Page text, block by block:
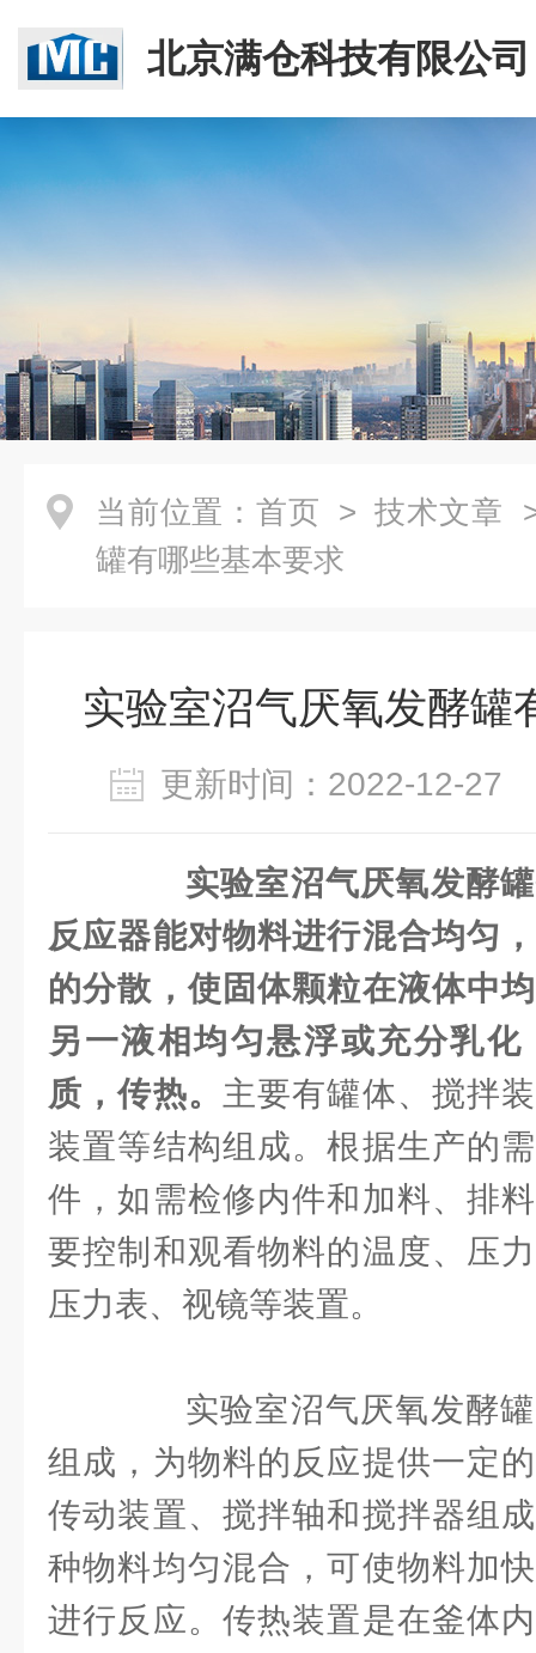
北京满仓科技有限公司
当前位置： 首页 > 技术文章
罐有哪些基本要求
实验室沼气厌氧发酵罐
更新时间：2022-12-
实验室沼气厌氧发酵
反应器能对物料进行混合均匀
的分散，使固体颗粒在液体中
另一液相均匀悬浮或充分乳
质，传热。 主要有罐体、搅拌
装置等结构组成。根据生产的
件，如需检修内件和加料、排
要控制和观看物料的温度、压
压力表、视镜等装置。
实验室沼气厌氧发酵罐
组成，为物料的反应提供一定
传动装置、搅拌轴和搅拌器组
种物料均匀混合，可使物料加
进行反应。传热装置是在釜体